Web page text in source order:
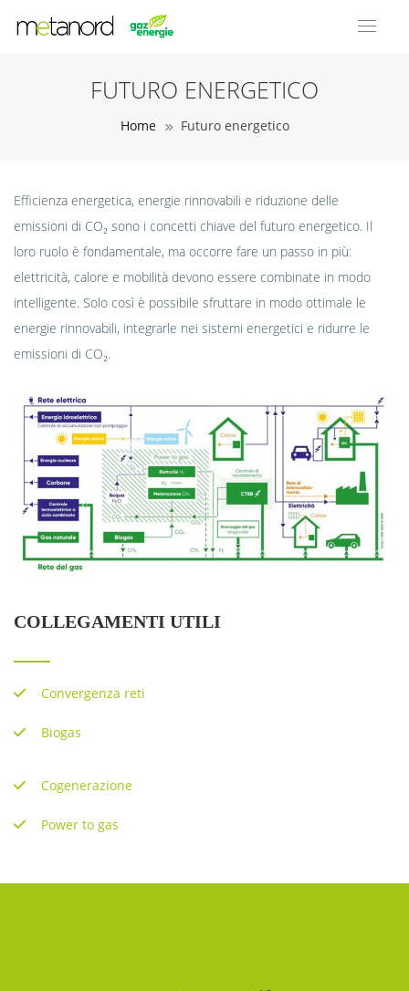
FUTURO ENERGETICO
Home Futuro energetico
Efficienza energetica, energie rinnovabili e riduzione delle
emissioni di CO₂ sono i concetti chiave del futuro energetico. Il
loro ruolo è fondamentale, ma occorre fare un passo in più:
elettricità, calore e mobilità devono essere combinate in modo
intelligente. Solo così è possibile sfruttare in modo ottimale le
energie rinnovabili, integrarle nei sistemi energetici e ridurre le
emissioni di CO₂.
COLLEGAMENTI UTILI
Convergenza reti
Biogas
Cogenerazione
Power to gas